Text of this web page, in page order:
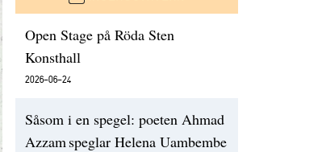
Open Stage på Röda Sten
Konsthall
2026-06-24
Såsom i en spegel: poeten Ahmad
Azzam speglar Helena Uambembe